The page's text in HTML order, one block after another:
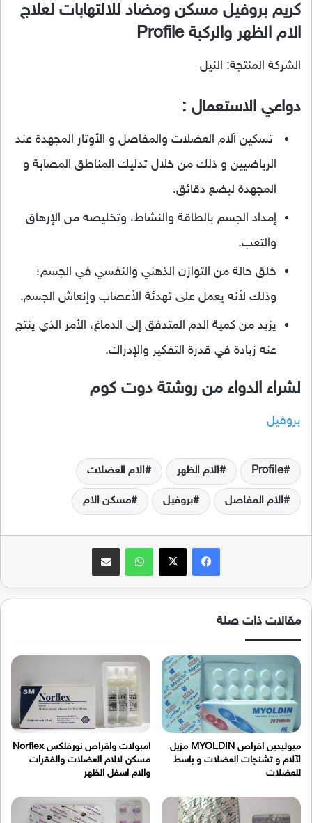
كريم بروفيل مسكن ومضاد للالتهابات لعلاج
الام الظهر والركبة Profile
الشركة المنتجة: النيل
دواعي الاستعمال :
تسكين آلام العضلات والمفاصل و الأوتار المجهدة عند
الرياضيين و ذلك من خلال تدليك المناطق المصابة و
المجهدة لبضع دقائق.
إمداد الجسم بالطاقة والنشاط، وتخليصه من الإرهاق
والتعب.
خلق حالة من التوازن الذهني والنفسي في الجسم؛
وذلك لأنه يعمل على تهدئة الأعصاب وإنعاش الجسم.
يزيد من كمية الدم المتدفق إلى الدماغ، الأمر الذي ينتج
عنه زيادة في قدرة التفكير والإدراك.
لشراء الدواء من روشتة دوت كوم
بروفيل
Profile الام الظهر الام العضلات
الام المفاصل بروفيل مسكن الام
فيسبوك واتساب
مقالات ذات صلة
ميوليدين اقراص MYOLDIN مزيل
لآلام و تشنجات العضلات و باسط
للعضلات
امبولات واقراص نورفلكس Norflex
مسكن لالام العضلات والفقرات
والام اسفل الظهر